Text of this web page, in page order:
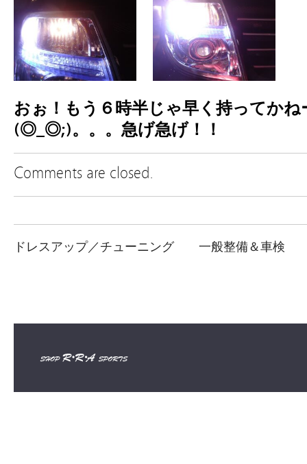
おぉ！もう６時半じゃ早く持ってか
(◎_◎;)。。。急げ急げ！！
Comments are closed.
ドレスアップ／チューニング 一般整備＆車検